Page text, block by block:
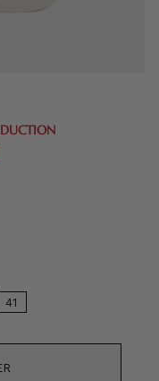
41